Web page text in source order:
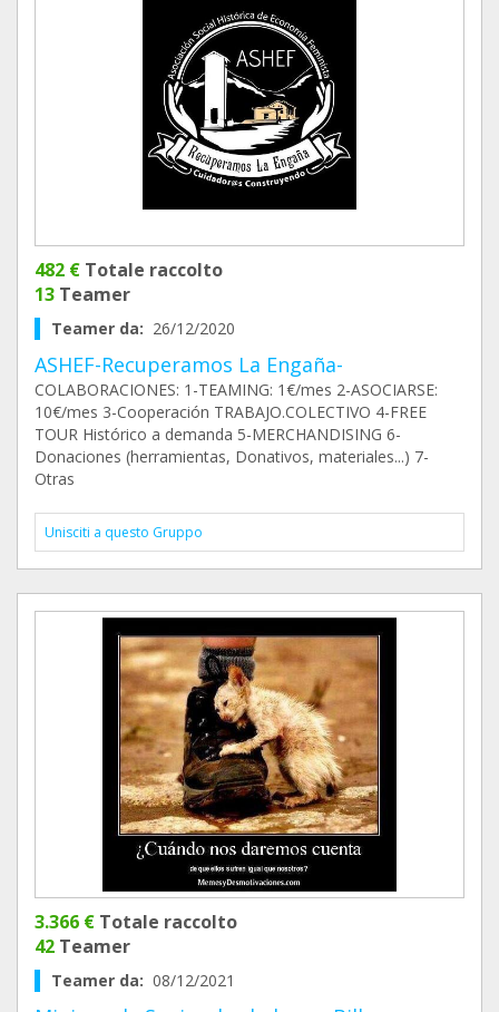
482 € Totale raccolto
13 Teamer
Teamer da: 26/12/2020
ASHEF-Recuperamos La Engaña-
COLABORACIONES: 1-TEAMING: 1€/mes 2-ASOCIARSE:
10€/mes 3-Cooperación TRABAJO.COLECTIVO 4-FREE
TOUR Histórico a demanda 5-MERCHANDISING 6-
Donaciones (herramientas, Donativos, materiales...) 7-
Otras
Unisciti a questo Gruppo
3.366 € Totale raccolto
42 Teamer
Teamer da: 08/12/2021